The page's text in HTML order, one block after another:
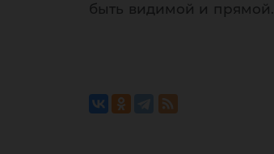
быть видимой и прямой.